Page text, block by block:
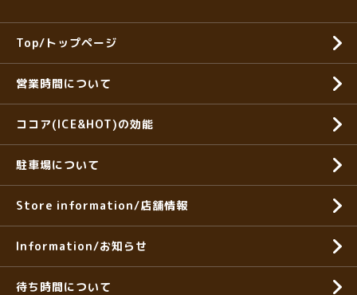
Top/トップページ
営業時間について
ココア(ICE&HOT)の効能
駐車場について
Store information/店舗情報
Information/お知らせ
待ち時間について